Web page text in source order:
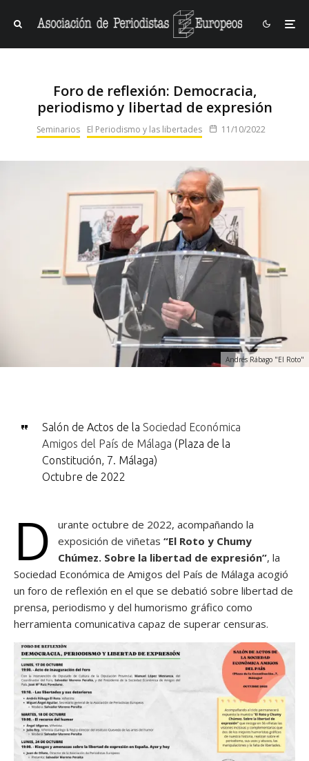
Foro de reflexión: Democracia,
periodismo y libertad de expresión
Seminarios El Periodismo y las libertades 11/10/2022
Andrés Rábago "El Roto"
Salón de Actos de la Sociedad Económica
Amigos del País de Málaga (Plaza de la
Constitución, 7. Málaga)
Octubre de 2022
D
urante octubre de 2022, acompañando la
exposición de viñetas “El Roto y Chumy
Chúmez. Sobre la libertad de expresión”, la
Sociedad Económica de Amigos del País de Málaga acogió
un foro de reflexión en el que se debatió sobre libertad de
prensa, periodismo y del humorismo gráfico como
herramienta comunicativa capaz de superar censuras.